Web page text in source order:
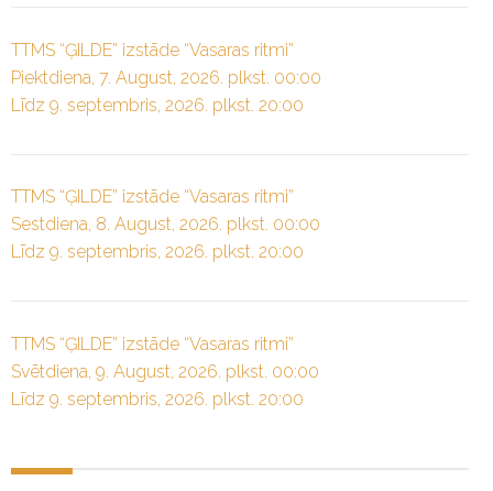
TTMS “ĢILDE” izstāde “Vasaras ritmi”
Piektdiena, 7. August, 2026. plkst. 00:00
Līdz 9. septembris, 2026. plkst. 20:00
TTMS “ĢILDE” izstāde “Vasaras ritmi”
Sestdiena, 8. August, 2026. plkst. 00:00
Līdz 9. septembris, 2026. plkst. 20:00
TTMS “ĢILDE” izstāde “Vasaras ritmi”
Svētdiena, 9. August, 2026. plkst. 00:00
Līdz 9. septembris, 2026. plkst. 20:00